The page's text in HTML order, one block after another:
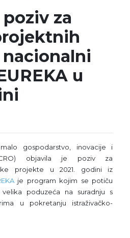
za
nacionalni
u
gospodarstvo, inovacije i
objavila je poziv za
projekte u 2021. godini iz
je program kojim se potiču
poduzeća na suradnju s
u pokretanju istraživačko-